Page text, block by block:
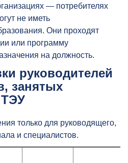
— потребителях
не иметь
Они проходят
или программу
на должность.
руководителей
занятых
ТЭУ
только для руководящего,
и специалистов.